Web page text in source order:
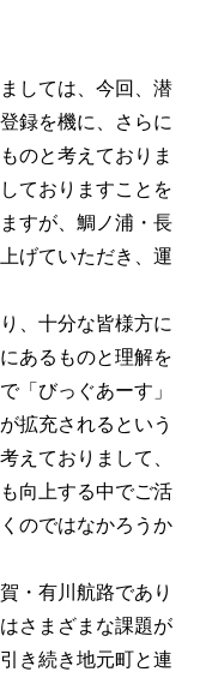
しては、今回、潜
録を機に、さらに
のと考えておりま
ておりますことを
すが、鯛ノ浦・長
げていただき、運
、十分な皆様方に
あるものと理解を
「びっぐあーす」
拡充されるという
えておりまして、
向上する中でご活
のではなかろうか
・有川航路であり
さまざまな課題が
き続き地元町と連